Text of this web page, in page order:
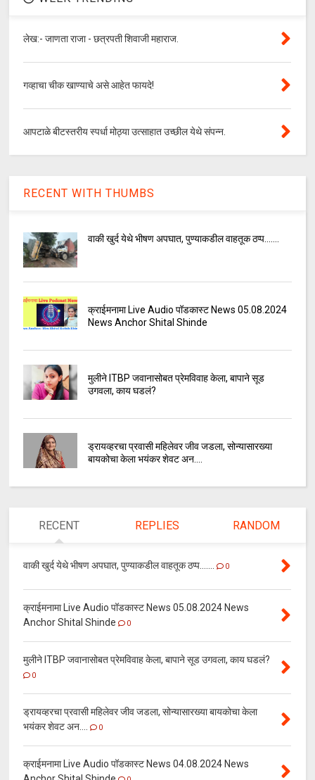
लेख:- जाणता राजा - छत्रपती शिवाजी महाराज.
गव्हाचा चीक खाण्याचे असे आहेत फायदे!
आपटाळे बीटस्तरीय स्पर्धा मोठ्या उत्साहात उच्छील येथे संपन्न.
RECENT WITH THUMBS
वाकी खुर्द येथे भीषण अपघात, पुण्याकडील वाहतूक ठप्प.......
क्राईमनामा Live Audio पॉडकास्ट News 05.08.2024
News Anchor Shital Shinde
मुलीने ITBP जवानासोबत प्रेमविवाह केला, बापाने सूड
उगवला, काय घडलं?
ड्रायव्हरचा प्रवासी महिलेवर जीव जडला, सोन्यासारख्या
बायकोचा केला भयंकर शेवट अन....
RECENT REPLIES RANDOM
वाकी खुर्द येथे भीषण अपघात, पुण्याकडील वाहतूक ठप्प....... 0
क्राईमनामा Live Audio पॉडकास्ट News 05.08.2024 News
Anchor Shital Shinde
0
मुलीने ITBP जवानासोबत प्रेमविवाह केला, बापाने सूड उगवला, काय घडलं?
0
ड्रायव्हरचा प्रवासी महिलेवर जीव जडला, सोन्यासारख्या बायकोचा केला
भयंकर शेवट अन....
0
क्राईमनामा Live Audio पॉडकास्ट News 04.08.2024 News